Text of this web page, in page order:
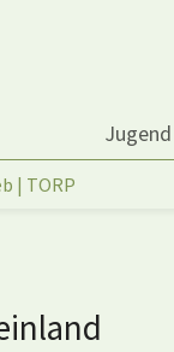
Jugend
| TORP